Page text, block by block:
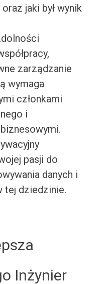
jaki był wynik
zarządzanie
wymaga
członkami
i
pasji do
danych i
tej dziedzinie.
Inżynier